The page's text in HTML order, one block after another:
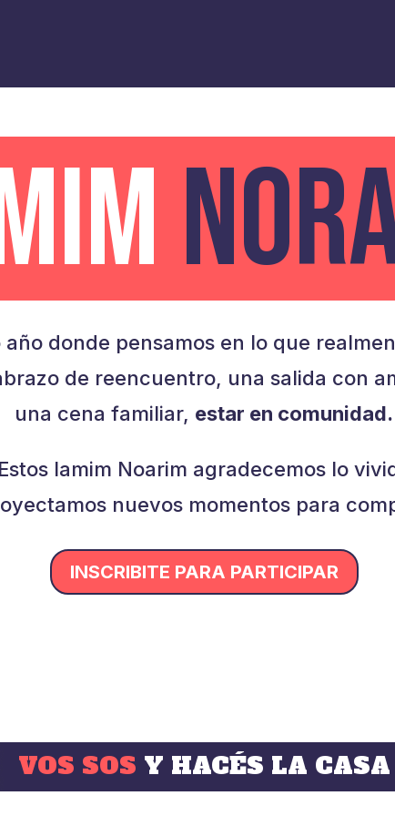
donde pensamos en lo que
de reencuentro, una salida con
una cena familiar, estar en comunidad.
Iamim Noarim agradecemos lo
nuevos momentos para
INSCRIBITE PARA PARTICIPAR
VOS SOS Y HACÉS LA CASA